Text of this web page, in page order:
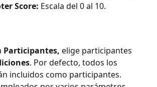
Score: Escala del 0 al 10.
Participantes, elige participantes
. Por defecto, todos los
incluidos como participantes.